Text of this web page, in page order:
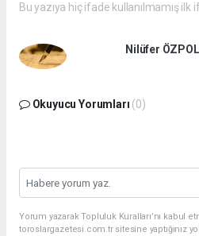
Bu yazıya hiç ifade kullanılmamış ilk
Nilüfer
Okuyucu Yorumları (0)
Yorum yazarak Topluluk Kuralları’nı kabul
toroslargazetesi.com.tr sitesine yaptığınız